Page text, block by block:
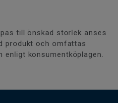
till önskad storlek anses
produkt och omfattas
enligt konsumentköplagen.